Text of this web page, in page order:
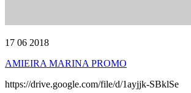
17 06 2018
AMIEIRA MARINA PROMO
https://drive.google.com/file/d/1ayjjk-SBklSe